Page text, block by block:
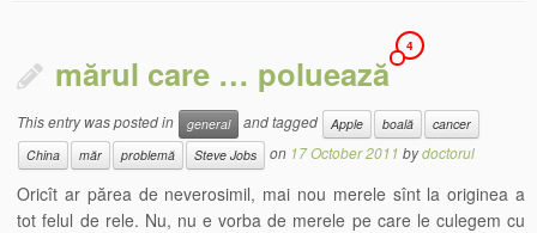
mărul care … poluează
4
This entry was posted in general and tagged Apple boală
cancer
China
măr problemă Steve Jobs on 17 October 2011 bydoctorul
Oricît ar părea de neverosimil, mai nou merele sînt la originea a
tot felul de rele. Nu, nu e vorba de merele pe care le culegem cu